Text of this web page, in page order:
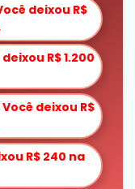
deixou R$
R$ 1.200
Você deixou R$
R$ 240 na